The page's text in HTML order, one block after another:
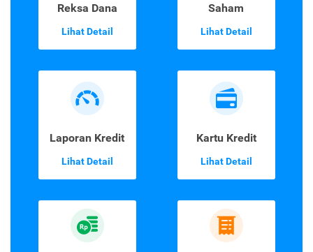
Reksa Dana
Lihat Detail
Saham
Lihat Detail
Laporan Kredit
Lihat Detail
Kartu Kredit
Lihat Detail